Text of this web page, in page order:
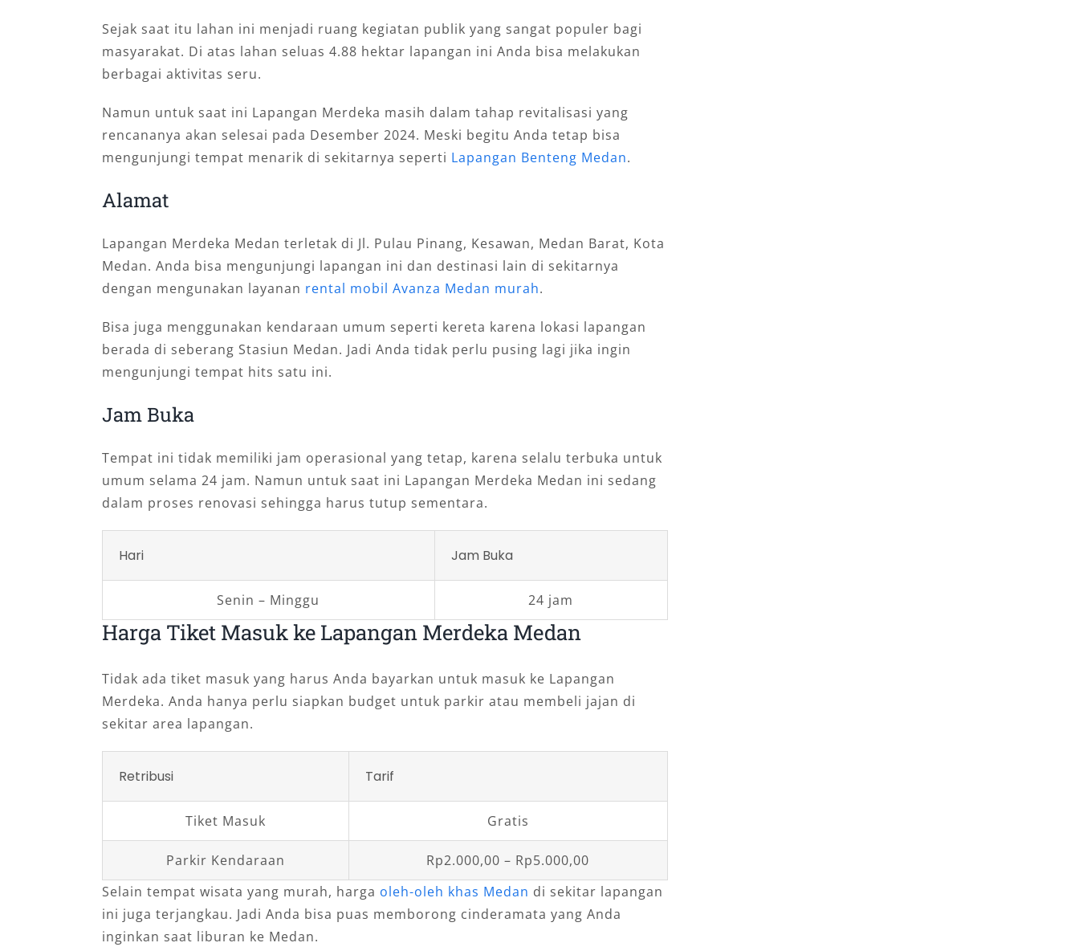
Sejak saat itu lahan ini menjadi ruang kegiatan publik yang sangat populer bagi
masyarakat. Di atas lahan seluas 4.88 hektar lapangan ini Anda bisa melakukan
berbagai aktivitas seru.
Namun untuk saat ini Lapangan Merdeka masih dalam tahap revitalisasi yang
rencananya akan selesai pada Desember 2024. Meski begitu Anda tetap bisa
mengunjungi tempat menarik di sekitarnya seperti Lapangan Benteng Medan.
Alamat
Lapangan Merdeka Medan terletak di Jl. Pulau Pinang, Kesawan, Medan Barat, Kota
Medan. Anda bisa mengunjungi lapangan ini dan destinasi lain di sekitarnya
dengan mengunakan layanan rental mobil Avanza Medan murah.
Bisa juga menggunakan kendaraan umum seperti kereta karena lokasi lapangan
berada di seberang Stasiun Medan. Jadi Anda tidak perlu pusing lagi jika ingin
mengunjungi tempat hits satu ini.
Jam Buka
Tempat ini tidak memiliki jam operasional yang tetap, karena selalu terbuka untuk
umum selama 24 jam. Namun untuk saat ini Lapangan Merdeka Medan ini sedang
dalam proses renovasi sehingga harus tutup sementara.
Hari Jam Buka
Senin – Minggu 24 jam
Harga Tiket Masuk ke Lapangan Merdeka Medan
Tidak ada tiket masuk yang harus Anda bayarkan untuk masuk ke Lapangan
Merdeka. Anda hanya perlu siapkan budget untuk parkir atau membeli jajan di
sekitar area lapangan.
Retribusi Tarif
Tiket Masuk Gratis
Parkir Kendaraan
Rp2.000,00 – Rp5.000,00
Selain tempat wisata yang murah, harga oleh-oleh khas Medan di sekitar lapangan
ini juga terjangkau. Jadi Anda bisa puas memborong cinderamata yang Anda
inginkan saat liburan ke Medan.